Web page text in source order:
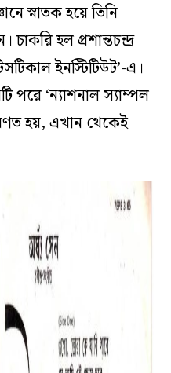
স্নাতক হয়ে তিনি
হল প্রশান্তচন্দ্র
ইনস্টিটিউট’-এ।
পরে ‘ন্যাশনাল স্যাম্পল
হয়, এখান থেকেই